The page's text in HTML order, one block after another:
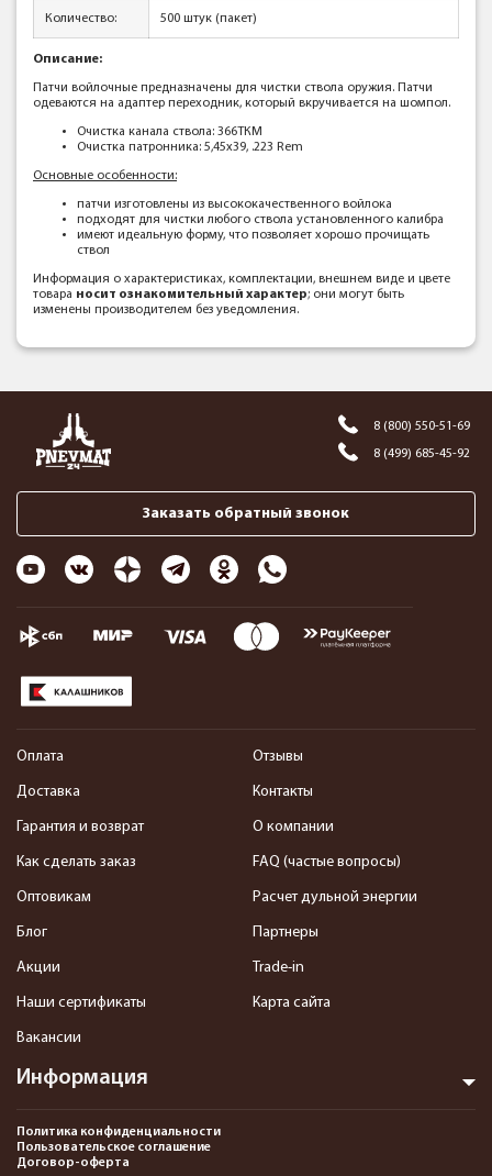
Количество: 500 штук (пакет)
Описание:
Патчи войлочные предназначены для чистки ствола оружия. Патчи
одеваются на адаптер переходник, который вкручивается на шомпол.
Очистка канала ствола: 366ТКМ
Очистка патронника: 5,45x39, .223 Rem
Основные особенности:
патчи изготовлены из высококачественного войлока
подходят для чистки любого ствола установленного калибра
имеют идеальную форму, что позволяет хорошо прочищать
ствол
Информация о характеристиках, комплектации, внешнем виде и цвете
товара носит ознакомительный характер; они могут быть
изменены производителем без уведомления.
8 (800) 550-51-69
8 (499) 685-45-92
Заказать обратный звонок
Информация
Оплата
Доставка
Гарантия и возврат
Как сделать заказ
Оптовикам
Блог
Акции
Наши сертификаты
Вакансии
Отзывы
Контакты
О компании
FAQ (частые вопросы)
Расчет дульной энергии
Партнеры
Trade-in
Карта сайта
Политика конфиденциальности
Пользовательское соглашение
Договор-оферта